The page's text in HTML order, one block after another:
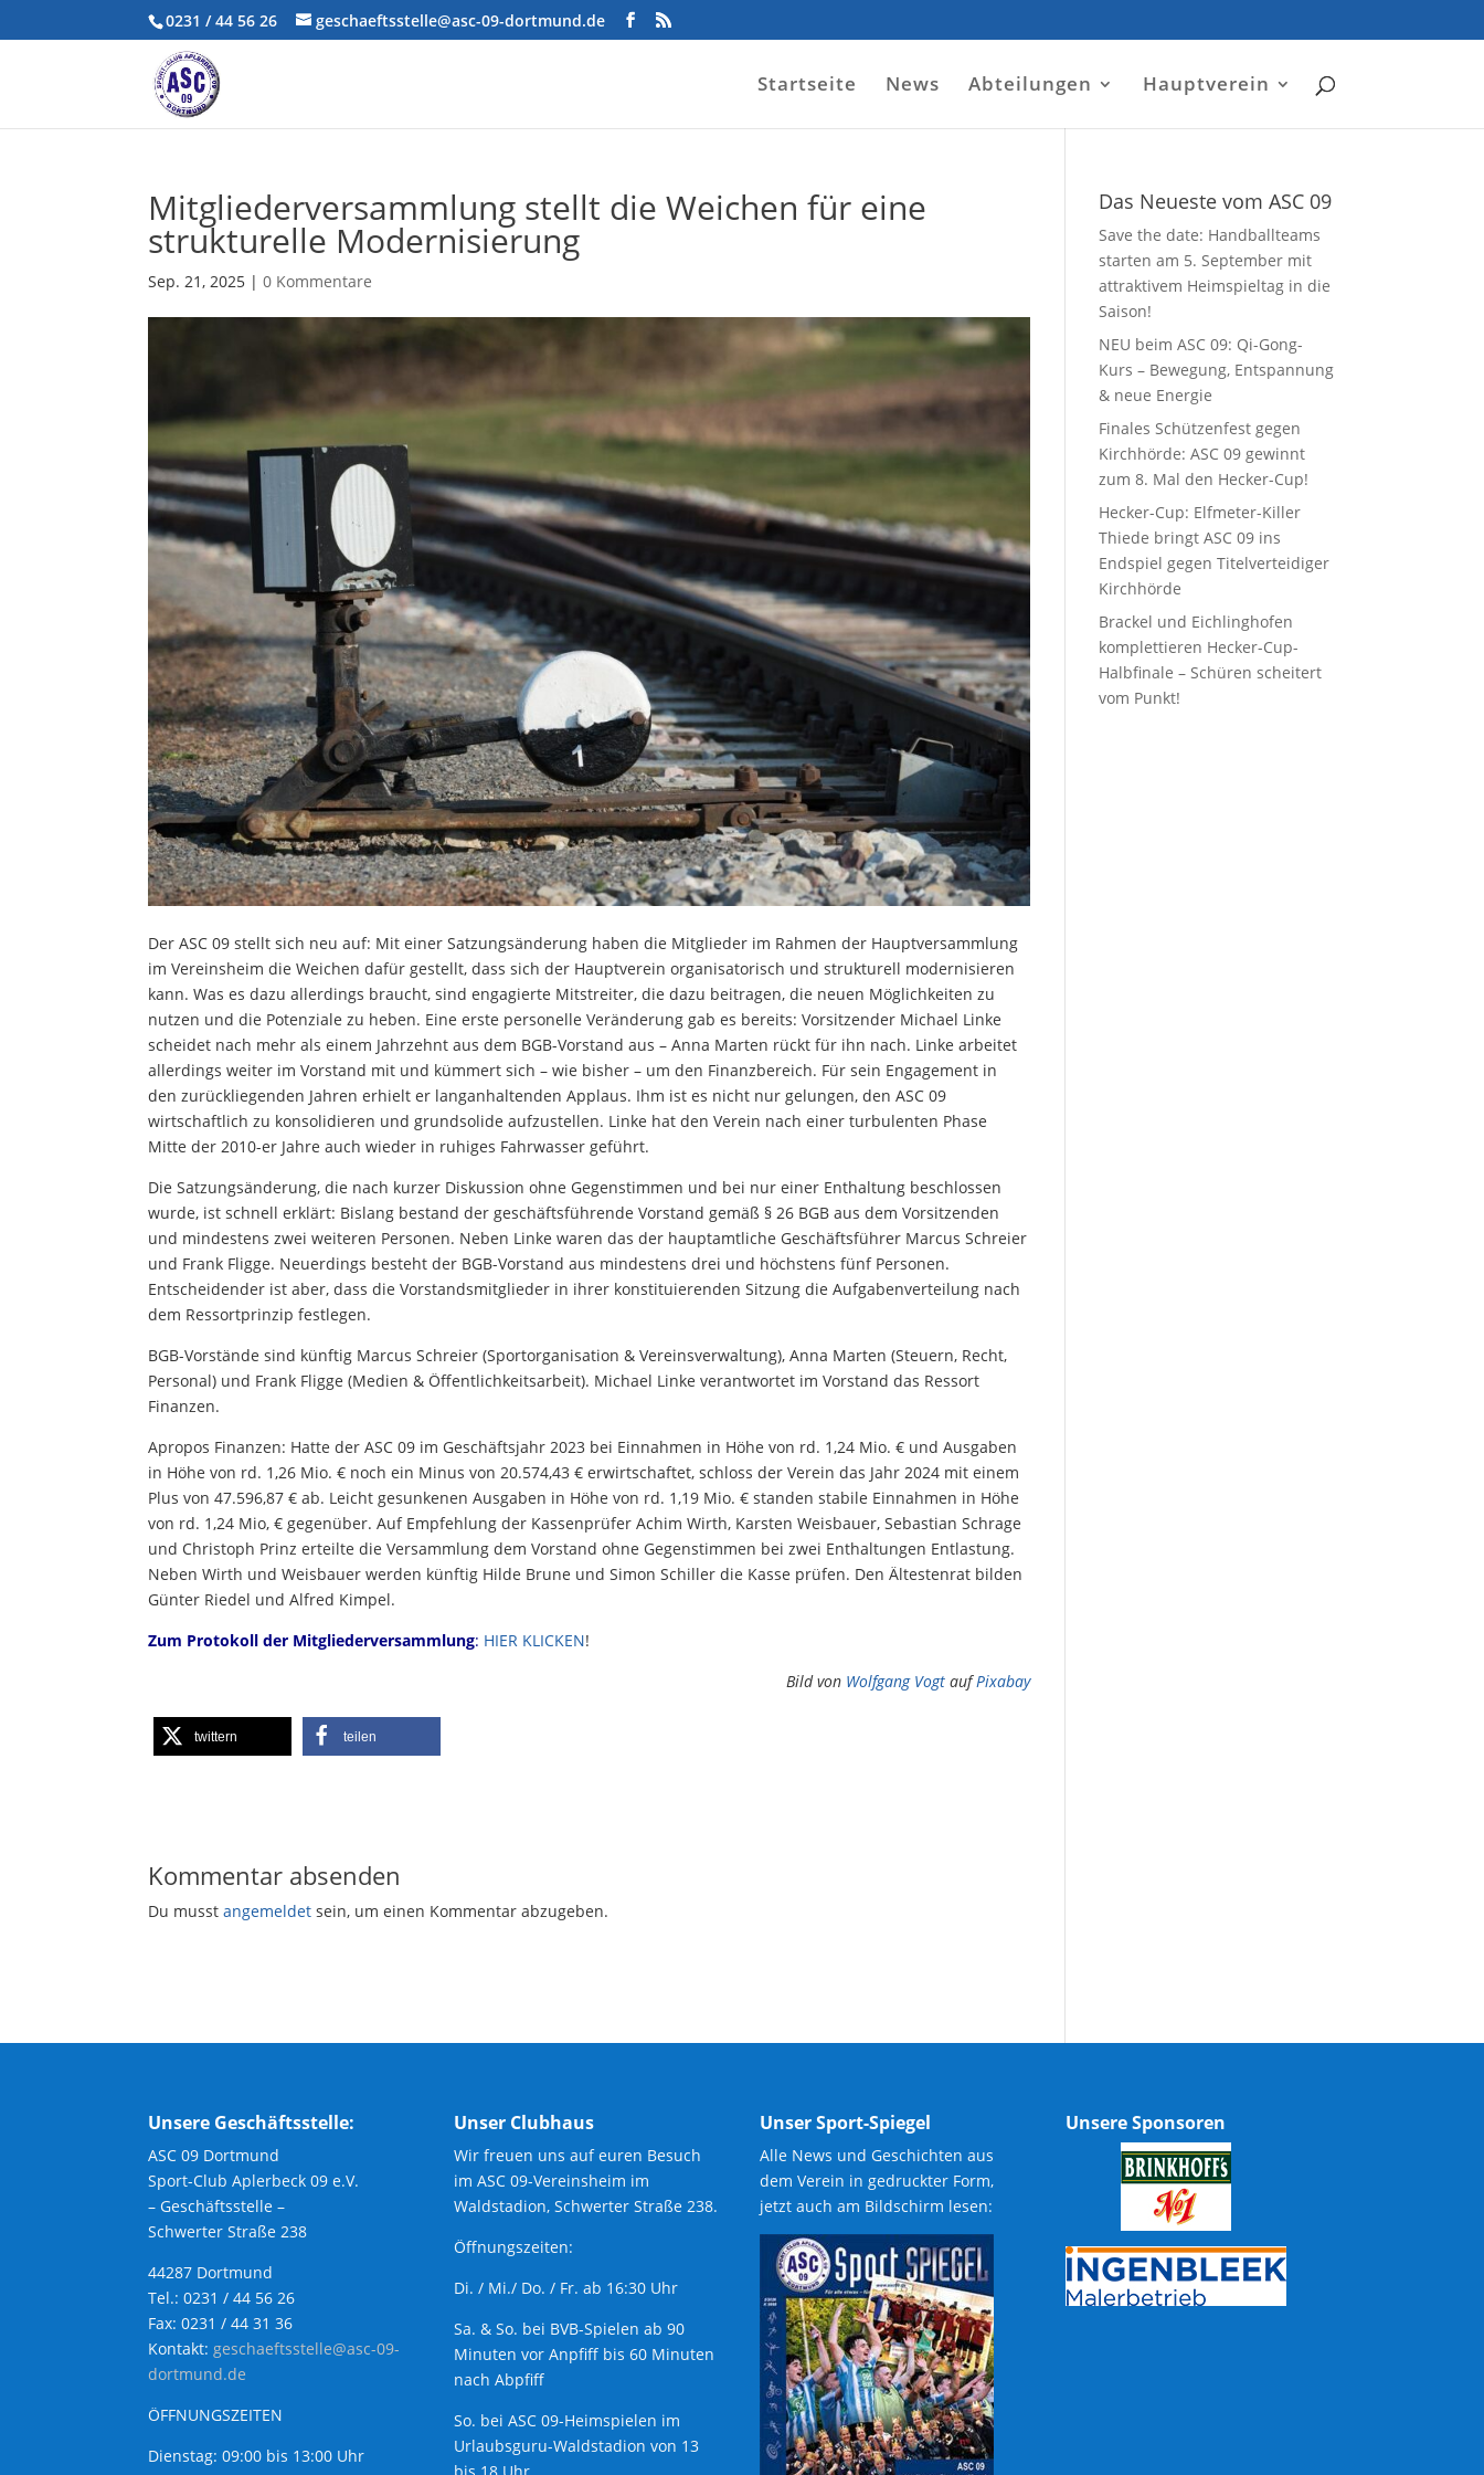
0231 / 44 56 26 geschaeftsstelle@asc-09-dortmund.de
Startseite News Abteilungen Hauptverein
Mitgliederversammlung stellt die Weichen für eine
strukturelle Modernisierung
Sep. 21, 2025 |0 Kommentare
Der ASC 09 stellt sich neu auf: Mit einer Satzungsänderung haben die Mitglieder im Rahmen der Hauptversammlung
im Vereinsheim die Weichen dafür gestellt, dass sich der Hauptverein organisatorisch und strukturell modernisieren
kann. Was es dazu allerdings braucht, sind engagierte Mitstreiter, die dazu beitragen, die neuen Möglichkeiten zu
nutzen und die Potenziale zu heben. Eine erste personelle Veränderung gab es bereits: Vorsitzender Michael Linke
scheidet nach mehr als einem Jahrzehnt aus dem BGB-Vorstand aus – Anna Marten rückt für ihn nach. Linke arbeitet
allerdings weiter im Vorstand mit und kümmert sich – wie bisher – um den Finanzbereich. Für sein Engagement in
den zurückliegenden Jahren erhielt er langanhaltenden Applaus. Ihm ist es nicht nur gelungen, den ASC 09
wirtschaftlich zu konsolidieren und grundsolide aufzustellen. Linke hat den Verein nach einer turbulenten Phase
Mitte der 2010-er Jahre auch wieder in ruhiges Fahrwasser geführt.
Die Satzungsänderung, die nach kurzer Diskussion ohne Gegenstimmen und bei nur einer Enthaltung beschlossen
wurde, ist schnell erklärt: Bislang bestand der geschäftsführende Vorstand gemäß § 26 BGB aus dem Vorsitzenden
und mindestens zwei weiteren Personen. Neben Linke waren das der hauptamtliche Geschäftsführer Marcus Schreier
und Frank Fligge. Neuerdings besteht der BGB-Vorstand aus mindestens drei und höchstens fünf Personen.
Entscheidender ist aber, dass die Vorstandsmitglieder in ihrer konstituierenden Sitzung die Aufgabenverteilung nach
dem Ressortprinzip festlegen.
BGB-Vorstände sind künftig Marcus Schreier (Sportorganisation & Vereinsverwaltung), Anna Marten (Steuern, Recht,
Personal) und Frank Fligge (Medien & Öffentlichkeitsarbeit). Michael Linke verantwortet im Vorstand das Ressort
Finanzen.
Apropos Finanzen: Hatte der ASC 09 im Geschäftsjahr 2023 bei Einnahmen in Höhe von rd. 1,24 Mio. € und Ausgaben
in Höhe von rd. 1,26 Mio. € noch ein Minus von 20.574,43 € erwirtschaftet, schloss der Verein das Jahr 2024 mit einem
Plus von 47.596,87 € ab. Leicht gesunkenen Ausgaben in Höhe von rd. 1,19 Mio. € standen stabile Einnahmen in Höhe
von rd. 1,24 Mio, € gegenüber. Auf Empfehlung der Kassenprüfer Achim Wirth, Karsten Weisbauer, Sebastian Schrage
und Christoph Prinz erteilte die Versammlung dem Vorstand ohne Gegenstimmen bei zwei Enthaltungen Entlastung.
Neben Wirth und Weisbauer werden künftig Hilde Brune und Simon Schiller die Kasse prüfen. Den Ältestenrat bilden
Günter Riedel und Alfred Kimpel.
Zum Protokoll der Mitgliederversammlung: HIER KLICKEN!
Bild von Wolfgang VogtaufPixabay
twittern teilen
Kommentar absenden
Du musstangemeldet sein, um einen Kommentar abzugeben.
Das Neueste vom ASC 09
Save the date: Handballteams
starten am 5. September mit
attraktivem Heimspieltag in die
Saison!
NEU beim ASC 09: Qi-Gong-
Kurs – Bewegung, Entspannung
& neue Energie
Finales Schützenfest gegen
Kirchhörde: ASC 09 gewinnt
zum 8. Mal den Hecker-Cup!
Hecker-Cup: Elfmeter-Killer
Thiede bringt ASC 09 ins
Endspiel gegen Titelverteidiger
Kirchhörde
Brackel und Eichlinghofen
komplettieren Hecker-Cup-
Halbfinale – Schüren scheitert
vom Punkt!
Unsere Geschäftsstelle:
ASC 09 Dortmund
Sport-Club Aplerbeck 09 e.V.
– Geschäftsstelle –
Schwerter Straße 238
44287 Dortmund
Tel.: 0231 / 44 56 26
Fax: 0231 / 44 31 36
Kontakt:geschaeftsstelle@asc-09-
dortmund.de
ÖFFNUNGSZEITEN
Dienstag: 09:00 bis 13:00 Uhr
Unser Clubhaus
Wir freuen uns auf euren Besuch
im ASC 09-Vereinsheim im
Waldstadion, Schwerter Straße 238.
Öffnungszeiten:
Di. / Mi./ Do. / Fr. ab 16:30 Uhr
Sa. & So. bei BVB-Spielen ab 90
Minuten vor Anpfiff bis 60 Minuten
nach Abpfiff
So. bei ASC 09-Heimspielen im
Urlaubsguru-Waldstadion von 13
Unser Sport-Spiegel
Alle News und Geschichten aus
dem Verein in gedruckter Form,
jetzt auch am Bildschirm lesen:
Unsere Sponsoren